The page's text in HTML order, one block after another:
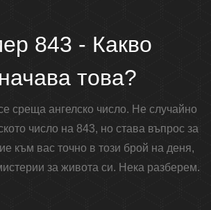
843 - Какво
това?
среща ангелско число. Не случайно
число на 843, но става въпрос за
към вас точно в този брой на деня,
за живота си. Нека разберем.